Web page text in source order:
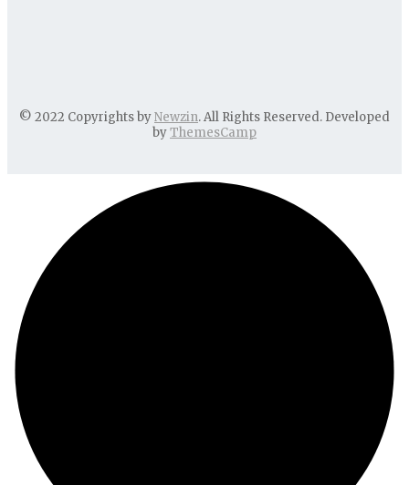
© 2022 Copyrights byNewzin. All Rights Reserved. Developed
byThemesCamp